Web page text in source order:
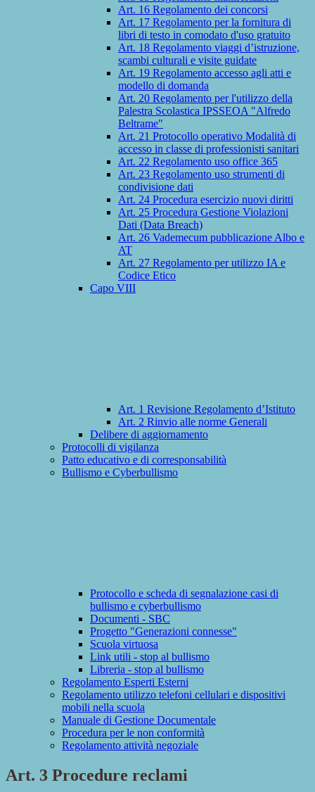
Art. 16 Regolamento dei concorsi
Art. 17 Regolamento per la fornitura di
libri di testo in comodato d'uso gratuito
Art. 18 Regolamento viaggi d’istruzione,
scambi culturali e visite guidate
Art. 19 Regolamento accesso agli atti e
modello di domanda
Art. 20 Regolamento per l'utilizzo della
Palestra Scolastica IPSSEOA "Alfredo
Beltrame"
Art. 21 Protocollo operativo Modalità di
accesso in classe di professionisti sanitari
Art. 22 Regolamento uso office 365
Art. 23 Regolamento uso strumenti di
condivisione dati
Art. 24 Procedura esercizio nuovi diritti
Art. 25 Procedura Gestione Violazioni
Dati (Data Breach)
Art. 26 Vademecum pubblicazione Albo e
AT
Art. 27 Regolamento per utilizzo IA e
Codice Etico
Capo VIII
Art. 1 Revisione Regolamento d’Istituto
Art. 2 Rinvio alle norme Generali
Delibere di aggiornamento
Protocolli di vigilanza
Patto educativo e di corresponsabilità
Bullismo e Cyberbullismo
Protocollo e scheda di segnalazione casi di
bullismo e cyberbullismo
Documenti - SBC
Progetto "Generazioni connesse"
Scuola virtuosa
Link utili - stop al bullismo
Libreria - stop al bullismo
Regolamento Esperti Esterni
Regolamento utilizzo telefoni cellulari e dispositivi
mobili nella scuola
Manuale di Gestione Documentale
Procedura per le non conformità
Regolamento attività negoziale
Art. 3 Procedure reclami